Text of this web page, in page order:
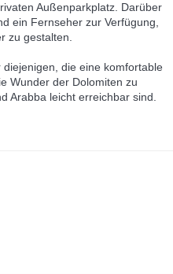
Außenparkplatz. Darüber
ein Fernseher zur Verfügung,
zu gestalten.
die eine komfortable
Wunder der Dolomiten zu
Arabba leicht erreichbar sind.